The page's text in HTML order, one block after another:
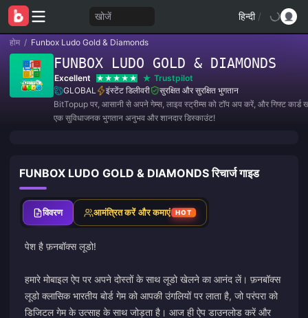
खोजें हिन्दी /
होम / Funbox Ludo Gold & Diamonds
FUNBOX LUDO GOLD & DIAMONDS
Excellent
Trustpilot
GLOBAL
इंस्टेंट डिलीवरी
सुरक्षित और सुरक्षित भुगतान
BitTopup पर, आसानी से अपने गेम्स, लाइव स्ट्रीम्स को टॉप अप करें, और गिफ्ट कार्ड
एक सुविधाजनक भुगतान अनुभव और शानदार डिस्काउंट!
FUNBOX LUDO GOLD & DIAMONDS रिचार्ज गाइड
विवरण आमंत्रित करें और कमाएं HOT
पेश है फ़नबॉक्स लूडो!
हमारे मोबाइल ऐप पर अपने दोस्तों के साथ लूडो खेलने का आनंद लें। फ़नबॉक्स
लूडो क्लासिक भारतीय बोर्ड गेम को आपकी उंगलियों पर लाता है, जो परंपरा को
डिजिटल गेम के उत्साह के साथ जोड़ता है। आज ही ऐप डाउनलोड करें और